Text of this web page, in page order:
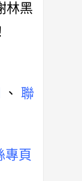
林黑
、 聯
專頁